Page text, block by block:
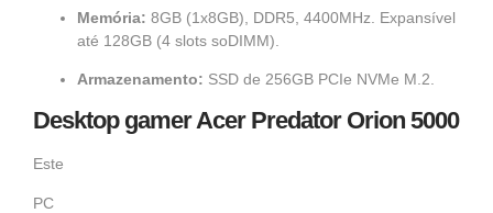
Memória: 8GB (1x8GB), DDR5, 4400MHz. Expansível
até 128GB (4 slots soDIMM).
Armazenamento: SSD de 256GB PCIe NVMe M.2.
Desktop gamer Acer Predator Orion 5000
Este
PC